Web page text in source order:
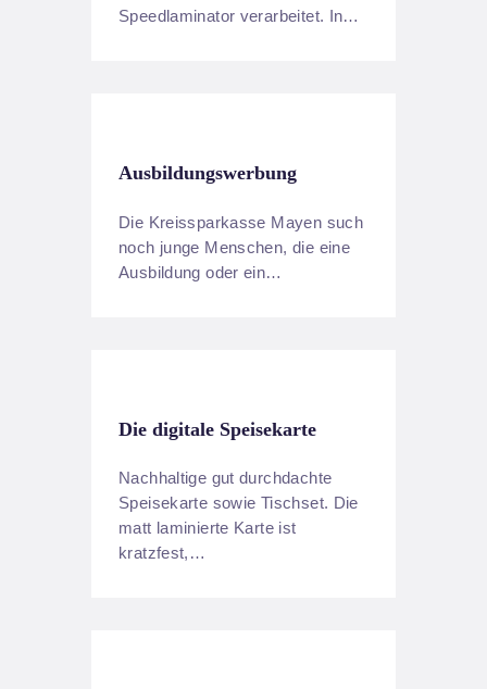
Speedlaminator verarbeitet. In…
Ausbildungswerbung
Die Kreissparkasse Mayen such
noch junge Menschen, die eine
Ausbildung oder ein…
Die digitale Speisekarte
Nachhaltige gut durchdachte
Speisekarte sowie Tischset. Die
matt laminierte Karte ist
kratzfest,…